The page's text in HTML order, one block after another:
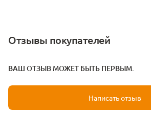
Отзывы покупателей
ВАШ ОТЗЫВ МОЖЕТ БЫТЬ ПЕРВЫМ.
Написать отзыв